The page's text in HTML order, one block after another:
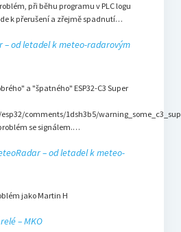
při běhu programu v PLC logu
k přerušení a zřejmě spadnutí…
– od letadel k meteo-radarovým
a "špatného" ESP32-C3 Super
comments/1dsh3b5/
se signálem.…
– od letadel k meteo-
jako Martin H
– MKO